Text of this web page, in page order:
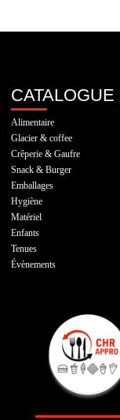
CATALOGUE
Alimentaire
Glacier & coffee
Crêperie & Gaufre
Snack & Burger
Emballages
Hygiène
Matériel
Enfants
Tenues
Évènements